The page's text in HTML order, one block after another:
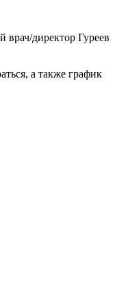
директор Гуреев
а также график